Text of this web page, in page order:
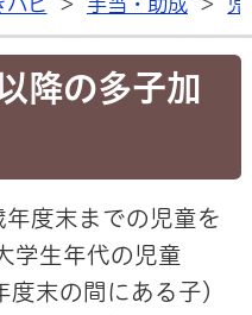
降の多子加
度末までの児童を
学生年代の児童
度末の間にある子）